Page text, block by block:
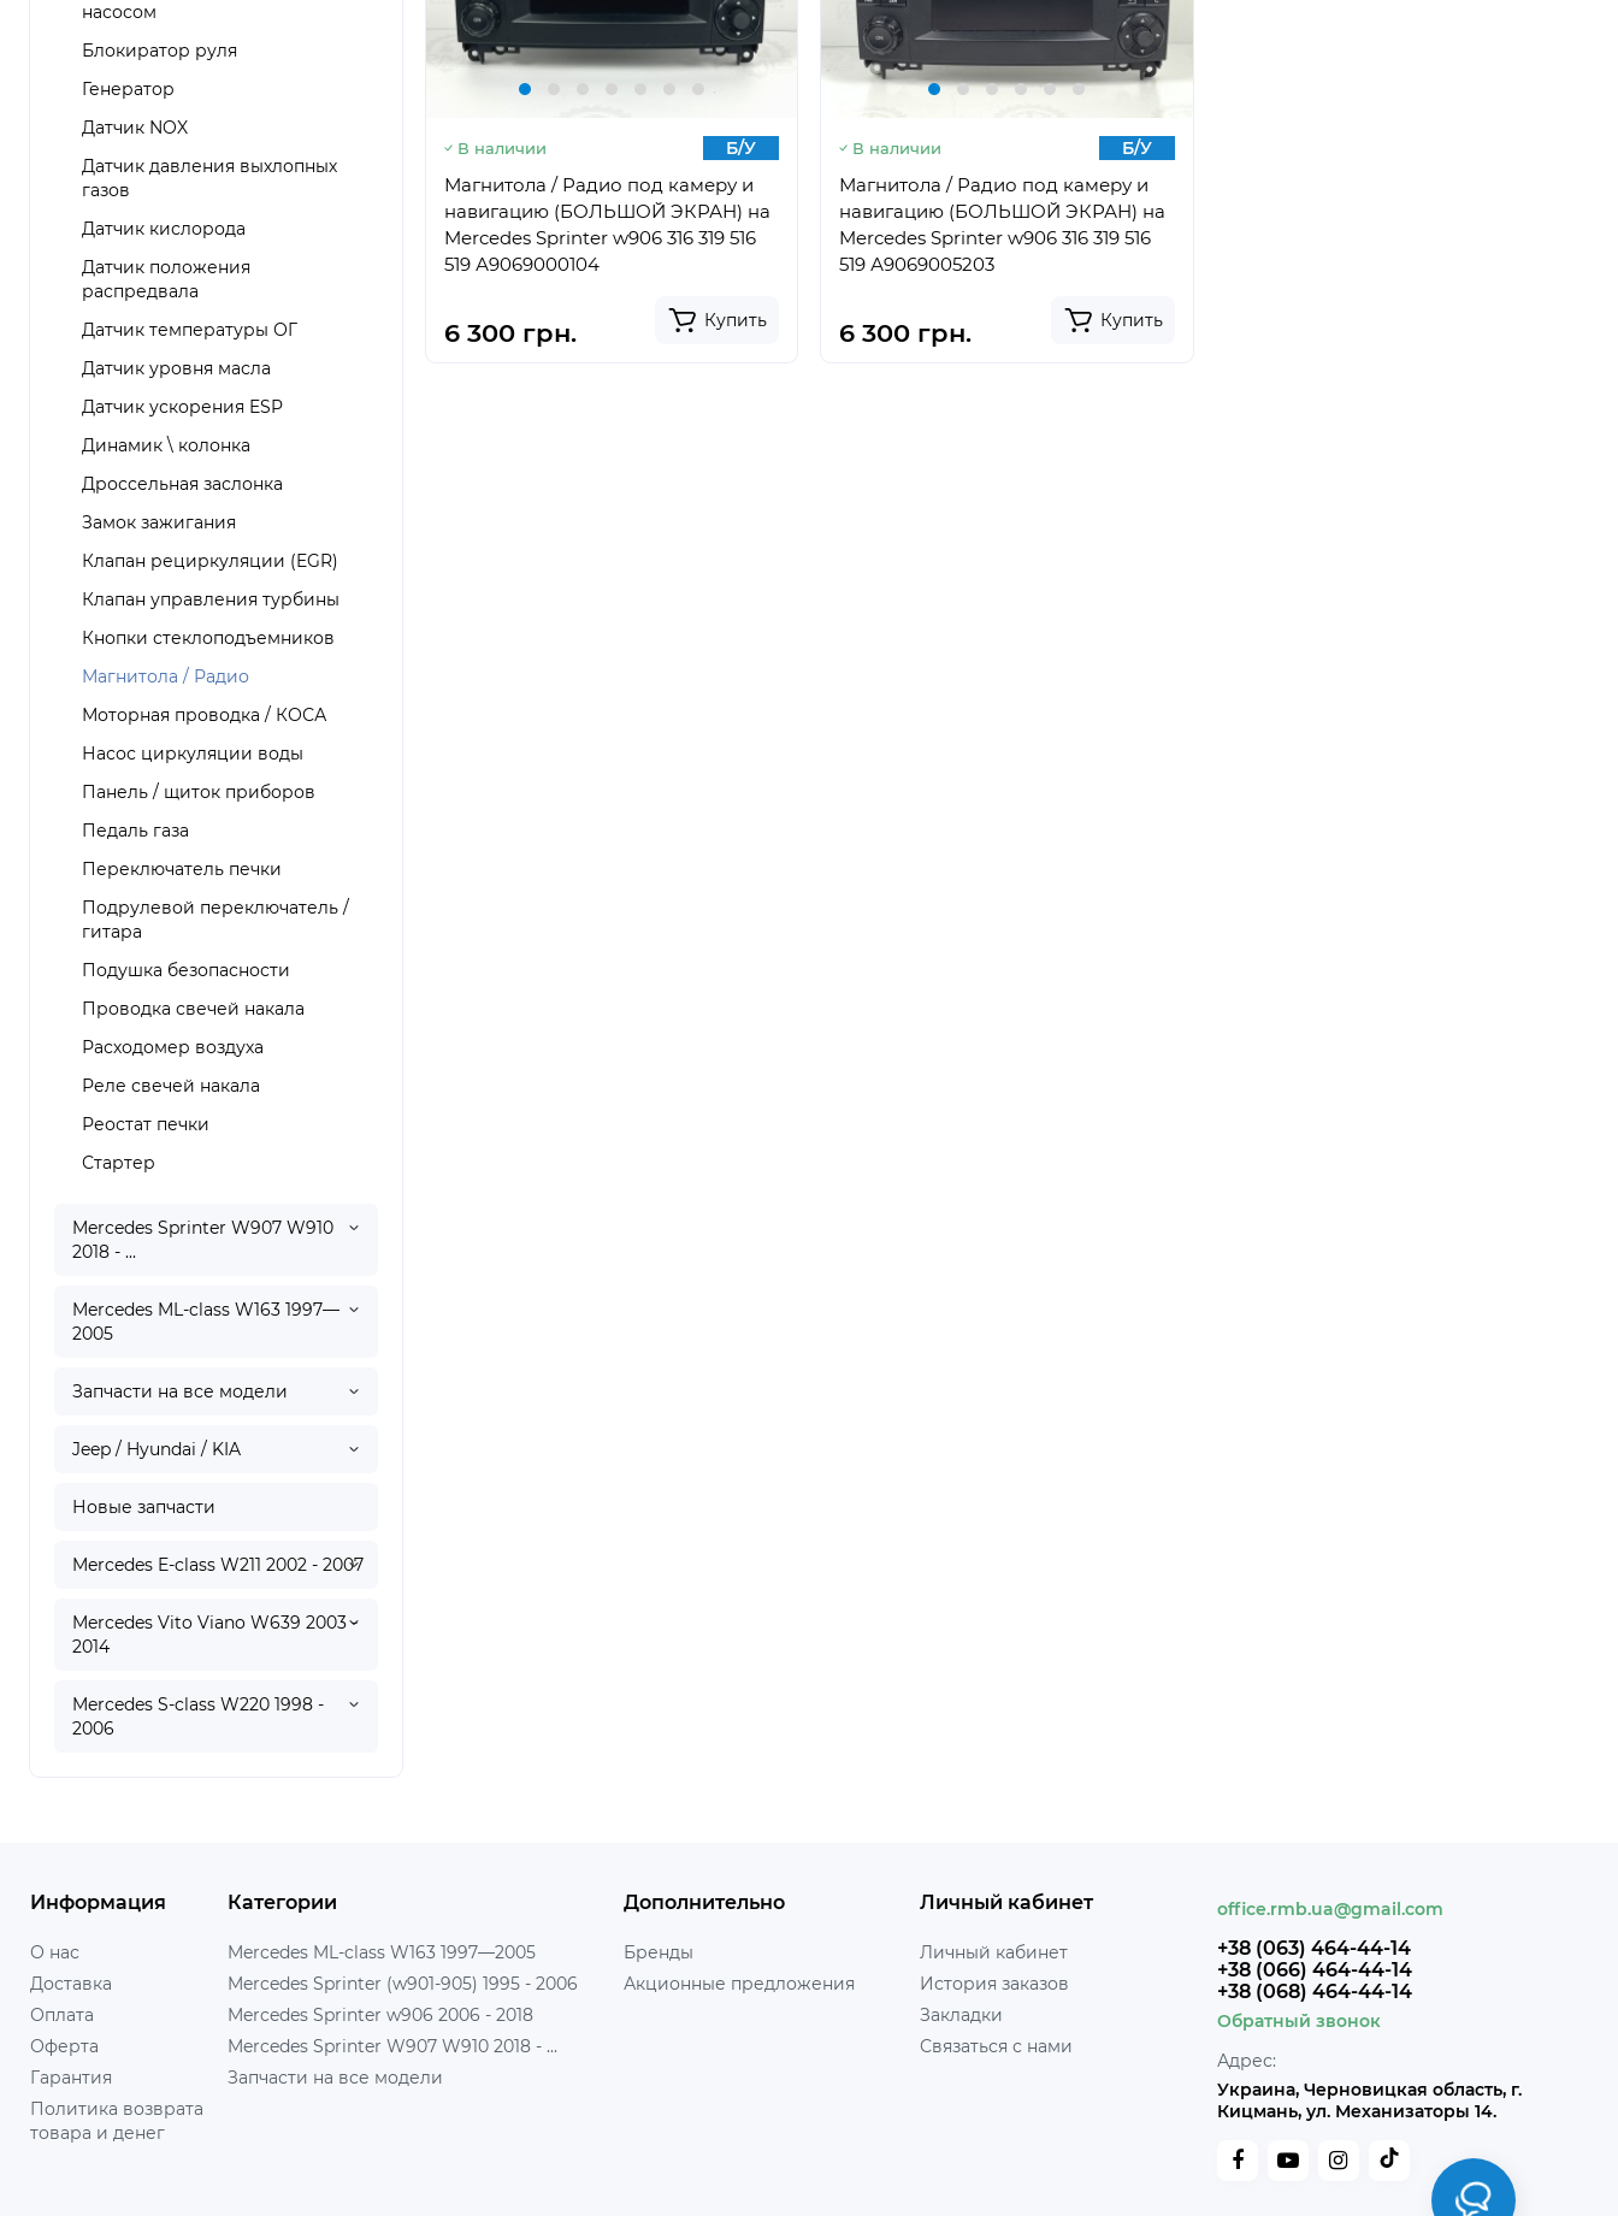
насосом
Блокиратор руля
Генератор
Датчик NOX
Датчик давления выхлопных
газов
Датчик кислорода
Датчик положения
распредвала
Датчик температуры ОГ
Датчик уровня масла
Датчик ускорения ESP
Динамик \ колонка
Дроссельная заслонка
Замок зажигания
Клапан рециркуляции (EGR)
Клапан управления турбины
Кнопки стеклоподъемников
Магнитола / Радио
Моторная проводка / КОСА
Насос циркуляции воды
Панель / щиток приборов
Педаль газа
Переключатель печки
Подрулевой переключатель /
гитара
Подушка безопасности
Проводка свечей накала
Расходомер воздуха
Реле свечей накала
Реостат печки
Стартер
Mercedes Sprinter W907 W910
2018 - ...
Mercedes ML-class W163 1997—
2005
Запчасти на все модели
Jeep / Hyundai / KIA
Новые запчасти
Mercedes E-class W211 2002 - 2007
Mercedes Vito Viano W639 2003 -
2014
Mercedes S-class W220 1998 -
2006
В наличии Б/У
Магнитола / Радио под камеру и
навигацию (БОЛЬШОЙ ЭКРАН) на
Mercedes Sprinter w906 316 319 516
519 А9069000104
6 300 грн. Купить
В наличии Б/У
Магнитола / Радио под камеру и
навигацию (БОЛЬШОЙ ЭКРАН) на
Mercedes Sprinter w906 316 319 516
519 А9069005203
6 300 грн. Купить
Информация
О нас
Доставка
Оплата
Оферта
Гарантия
Политика возврата
товара и денег
Категории
Mercedes ML-class W163 1997—2005
Mercedes Sprinter (w901-905) 1995 - 2006
Mercedes Sprinter w906 2006 - 2018
Mercedes Sprinter W907 W910 2018 - ...
Запчасти на все модели
Дополнительно
Бренды
Акционные предложения
Личный кабинет
Личный кабинет
История заказов
Закладки
Связаться с нами
office.rmb.ua@gmail.com
+38 (063) 464-44-14
+38 (066) 464-44-14
+38 (068) 464-44-14
Обратный звонок
Адрес:
Украина, Черновицкая область, г.
Кицмань, ул. Механизаторы 14.